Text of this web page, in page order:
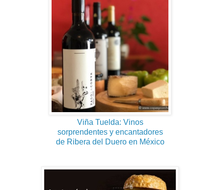
Viña Tuelda: Vinos
sorprendentes y encantadores
de Ribera del Duero en México